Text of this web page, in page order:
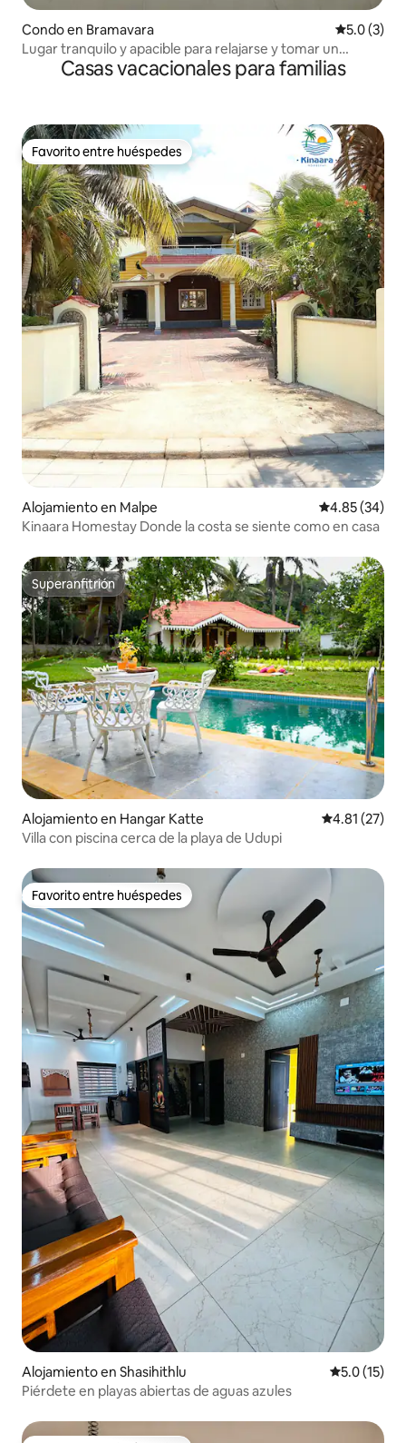
Condo en Bramavara
5.0 (3)
Lugar tranquilo y apacible para relajarse y tomar un
descanso en la NH66
Casas vacacionales para familias
Favorito entre huéspedes
Favorito entre huéspedes
Alojamiento en Malpe Calificación
4.85 (34)
Kinaara Homestay Donde la costa se siente como en casa
Superanfitrión
Superanfitrión
Alojamiento en Hangar Katte Calificación
4.81 (27)
Villa con piscina cerca de la playa de Udupi
Favorito entre huéspedes
Favorito entre huéspedes
Alojamiento en Shasihithlu Calificación
5.0 (15)
Piérdete en playas abiertas de aguas azules